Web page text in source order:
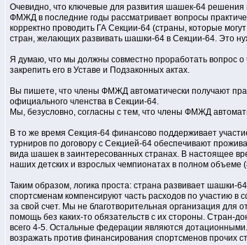
Очевидно, что ключевые для развития шашек-64 решения
ФМЖД в последние годы рассматривает вопросы
корректно проводить ГА Секции-64 (страны, которые
стран, желающих развивать шашки-64 в Секции-64. Это
Я думаю, что мы должны совместно проработать вопрос
закрепить его в Уставе и Подзаконных актах.
Вы пишете, что члены ФМЖД автоматически получают
официального членства в Секции-64.
Мы, безусловно, согласны с тем, что члены ФМЖД
В то же время Секция-64 финансово поддерживает
турниров по договору с Секцией-64 обеспечивают
вида шашек в заинтересованных странах. В настоящее
наших детских и взрослых чемпионатах в полном объеме
Таким образом, логика проста: страна развивает шашки-
спортсменам компенсируют часть расходов по участию в
за свой счет. Мы не благотворительная организация
помощь без каких-то обязательств с их стороны. Стран-
всего 4-5. Остальные федерации являются
возражать против финансирования спортсменов прочих